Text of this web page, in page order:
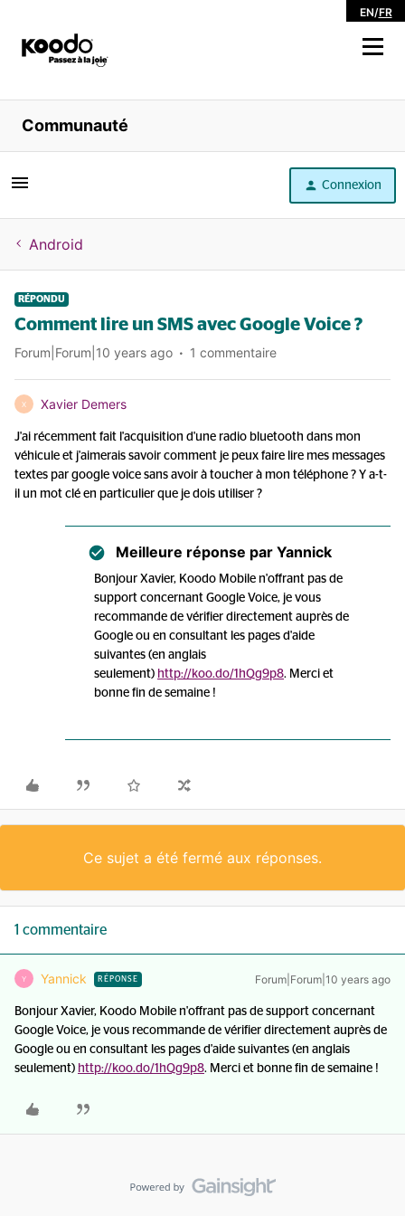
EN/FR
Magasiner
Libre service
Aide
Communauté
Connexion
Android
RÉPONDU
Comment lire un SMS avec Google Voice ?
Forum|Forum|10 years ago 1 commentaire
X Xavier Demers
J'ai récemment fait l'acquisition d'une radio bluetooth dans mon
véhicule et j'aimerais savoir comment je peux faire lire mes messages
textes par google voice sans avoir à toucher à mon téléphone ? Y a-t-
il un mot clé en particulier que je dois utiliser ?
Meilleure réponse par Yannick
Bonjour Xavier, Koodo Mobile n'offrant pas de
support concernant Google Voice, je vous
recommande de vérifier directement auprès de
Google ou en consultant les pages d'aide
suivantes (en anglais
seulement) http://koo.do/1hQg9p8. Merci et
bonne fin de semaine !
Ce sujet a été fermé aux réponses.
1 commentaire
Y Yannick RÉPONSE Forum|Forum|10 years ago
Bonjour Xavier, Koodo Mobile n'offrant pas de support concernant
Google Voice, je vous recommande de vérifier directement auprès de
Google ou en consultant les pages d'aide suivantes (en anglais
seulement) http://koo.do/1hQg9p8. Merci et bonne fin de semaine !